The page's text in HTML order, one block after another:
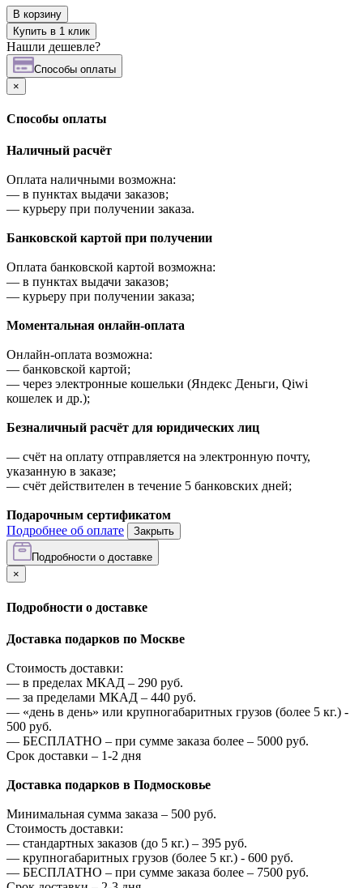
В корзину
Купить в 1 клик
Нашли дешевле?
Cпособы оплаты
×
Cпособы оплаты
Наличный расчёт
Оплата наличными возможна:
— в пунктах выдачи заказов;
— курьеру при получении заказа.
Банковской картой при получении
Оплата банковской картой возможна:
— в пунктах выдачи заказов;
— курьеру при получении заказа;
Моментальная онлайн-оплата
Онлайн-оплата возможна:
— банковской картой;
— через электронные кошельки (Яндекс Деньги, Qiwi
кошелек и др.);
Безналичный расчёт для юридических лиц
— счёт на оплату отправляется на электронную почту,
указанную в заказе;
— счёт действителен в течение 5 банковских дней;
Подарочным сертификатом
Подробнее об оплате
Закрыть
Подробности о доставке
×
Подробности о доставке
Доставка подарков по Москве
Стоимость доставки:
— в пределах МКАД – 290 руб.
— за пределами МКАД – 440 руб.
— «день в день» или крупногабаритных грузов (более 5 кг.) -
500 руб.
— БЕСПЛАТНО – при сумме заказа более – 5000 руб.
Срок доставки – 1-2 дня
Доставка подарков в Подмосковье
Минимальная сумма заказа – 500 руб.
Стоимость доставки:
— стандартных заказов (до 5 кг.) – 395 руб.
— крупногабаритных грузов (более 5 кг.) - 600 руб.
— БЕСПЛАТНО – при сумме заказа более – 7500 руб.